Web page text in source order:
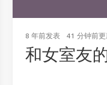
8 年前发表 41 分钟前更
和女室友